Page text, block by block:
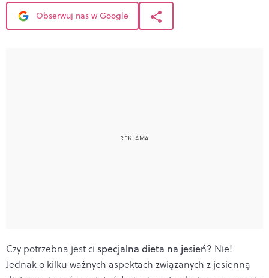
Obserwuj nas w Google
Czy potrzebna jest ci specjalna dieta na jesień? Nie!
Jednak o kilku ważnych aspektach związanych z jesienną